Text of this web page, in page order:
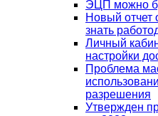
ЭЦП можно
Новый отчет
знать
Личный
настройки
Проблема
разрешения
Утвержден